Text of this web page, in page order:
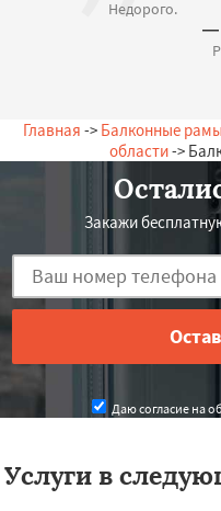
Недорого.
—
Главная -> Балконные рамы
области->
Закажи
Даю согласие на
Услуги в